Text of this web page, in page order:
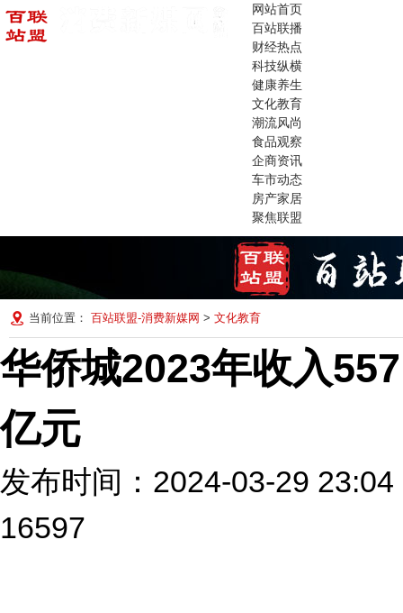
网站首页
百站联播
财经热点
科技纵横
健康养生
文化教育
潮流风尚
食品观察
企商资讯
车市动态
房产家居
聚焦联盟
当前位置： 百站联盟-消费新媒网 > 文化教育
华侨城2023年收入
亿元
发布时间：2024-03-29
16597